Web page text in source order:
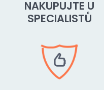
NAKUPUJTE U
SPECIALISTŮ